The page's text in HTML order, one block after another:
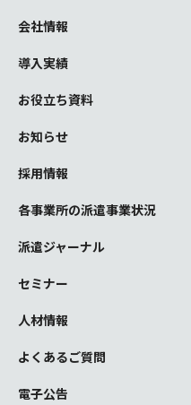
会社情報
導入実績
お役立ち資料
お知らせ
採用情報
各事業所の派遣事業状況
派遣ジャーナル
セミナー
人材情報
よくあるご質問
電子公告